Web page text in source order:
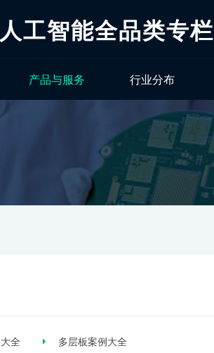
工智能全品类专栏
产品与服务 行业分布
全 多层板案例大全